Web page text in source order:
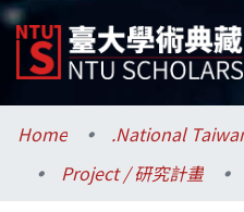
Communities &
Research Outputs
Home
Project / 研究計畫